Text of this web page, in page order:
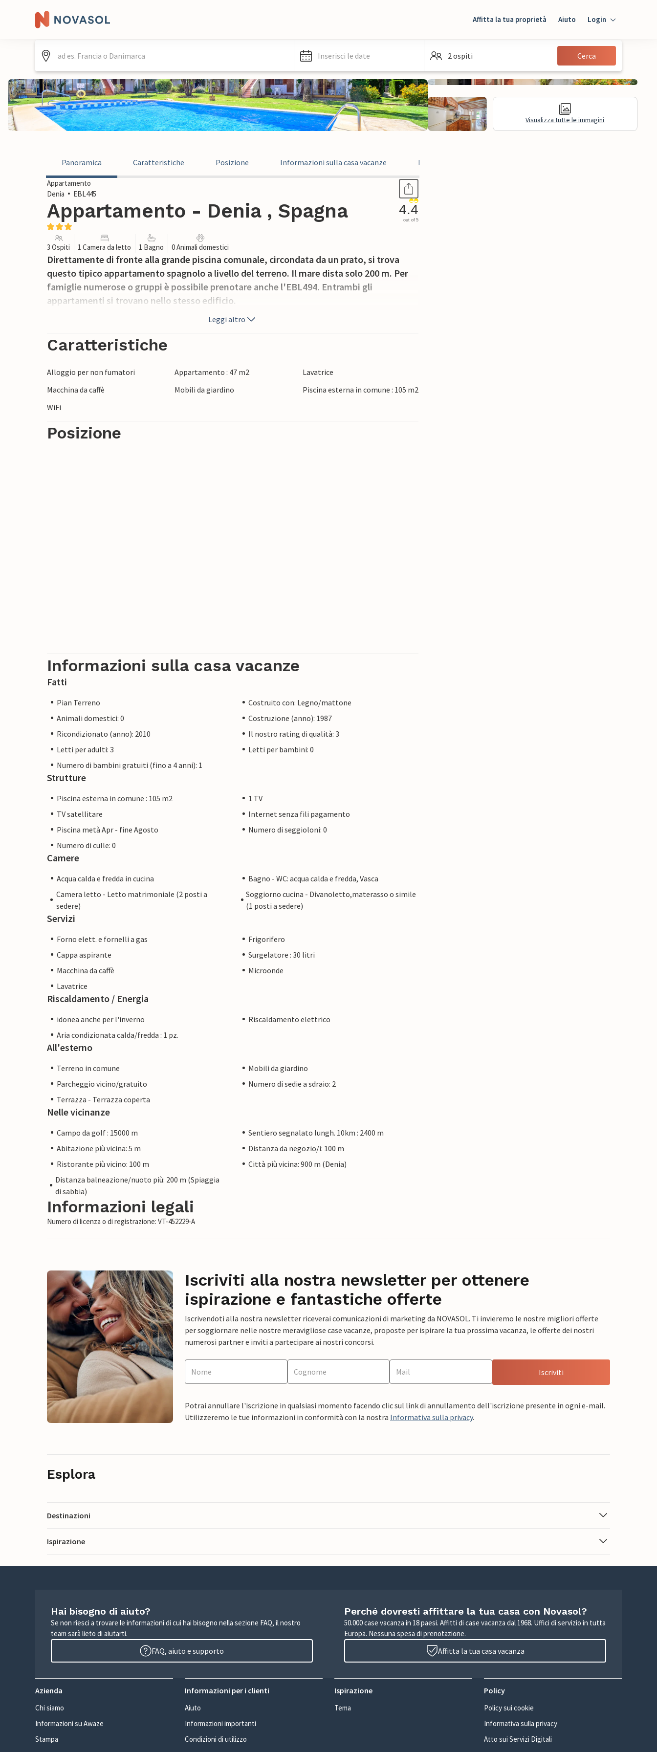
Affitta la tua proprietà Aiuto Login
Ospiti
Inserisci le date 2 ospiti Cerca
Visualizza tutte le immagini
Panoramica Caratteristiche Posizione Informazioni sulla casa vacanze Recensioni
Appartamento
Denia
EBL445
Appartamento - Denia , Spagna 4.4
out of 5
3 Ospiti 1 Camera da letto 1 Bagno 0 Animali domestici
Direttamente di fronte alla grande piscina comunale, circondata da un prato, si trova
questo tipico appartamento spagnolo a livello del terreno. Il mare dista solo 200 m. Per
famiglie numerose o gruppi è possibile prenotare anche l'EBL494. Entrambi gli
appartamenti si trovano nello stesso edificio.
Leggi altro
Caratteristiche
Alloggio per non fumatori Appartamento : 47 m2
Lavatrice
Macchina da caffè
Mobili da giardino
Piscina esterna in comune : 105 m2
WiFi
Posizione
Informazioni sulla casa vacanze
Fatti
Pian Terreno
Costruito con: Legno/mattone
Animali domestici: 0
Costruzione (anno): 1987
Ricondizionato (anno): 2010
Il nostro rating di qualità: 3
Letti per adulti: 3
Letti per bambini: 0
Numero di bambini gratuiti (fino a 4 anni): 1
Strutture
Piscina esterna in comune : 105 m2
1 TV
TV satellitare
Internet senza fili pagamento
Piscina metà Apr - fine Agosto
Numero di seggioloni: 0
Numero di culle: 0
Camere
Acqua calda e fredda in cucina
Bagno - WC: acqua calda e fredda, Vasca
Camera letto - Letto matrimoniale (2 posti a
sedere)
Soggiorno cucina - Divanoletto,materasso o simile
(1 posti a sedere)
Servizi
Forno elett. e fornelli a gas
Frigorifero
Cappa aspirante
Surgelatore : 30 litri
Macchina da caffè
Microonde
Lavatrice
Riscaldamento / Energia
idonea anche per l'inverno
Riscaldamento elettrico
Aria condizionata calda/fredda : 1 pz.
All'esterno
Terreno in comune
Mobili da giardino
Parcheggio vicino/gratuito
Numero di sedie a sdraio: 2
Terrazza - Terrazza coperta
Nelle vicinanze
Campo da golf : 15000 m
Sentiero segnalato lungh. 10km : 2400 m
Abitazione più vicina: 5 m
Distanza da negozio/i: 100 m
Ristorante più vicino: 100 m
Città più vicina: 900 m (Denia)
Distanza balneazione/nuoto più: 200 m (Spiaggia
di sabbia)
Informazioni legali
Numero di licenza o di registrazione: VT-452229-A
Iscriviti alla nostra newsletter per ottenere
ispirazione e fantastiche offerte
Iscrivendoti alla nostra newsletter riceverai comunicazioni di marketing da NOVASOL. Ti invieremo le nostre migliori offerte
per soggiornare nelle nostre meravigliose case vacanze, proposte per ispirare la tua prossima vacanza, le offerte dei nostri
numerosi partner e inviti a partecipare ai nostri concorsi.
Iscriviti
Potrai annullare l'iscrizione in qualsiasi momento facendo clic sul link di annullamento dell'iscrizione presente in ogni e-mail.
Utilizzeremo le tue informazioni in conformità con la nostra Informativa sulla privacy.
Esplora
Destinazioni
Ispirazione
Hai bisogno di aiuto?
Se non riesci a trovare le informazioni di cui hai bisogno nella sezione FAQ, il nostro
team sarà lieto di aiutarti.
FAQ, aiuto e supporto
Perché dovresti affittare la tua casa con Novasol?
50.000 case vacanza in 18 paesi. Affitti di case vacanza dal 1968. Uffici di servizio in tutta
Europa. Nessuna spesa di prenotazione.
Affitta la tua casa vacanza
Azienda
Chi siamo
Informazioni su Awaze
Stampa
Informazioni per i clienti
Aiuto
Informazioni importanti
Condizioni di utilizzo
Ispirazione
Tema
Policy
Policy sui cookie
Informativa sulla privacy
Atto sui Servizi Digitali